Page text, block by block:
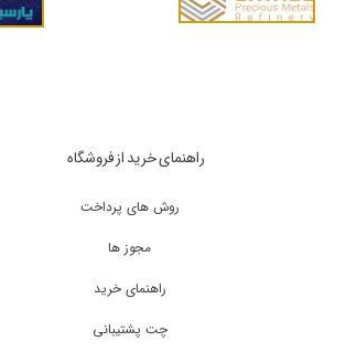
روش های پرداخت
مجوز ها
راهنمای خرید
چت پشتیبانی
راهنمای خرید از فروشگاه